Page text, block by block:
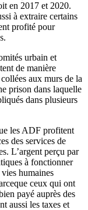
en 2017 et 2020.
à extraire certains
profité pour
urbain et
de manière
aux murs de la
prison dans laquelle
dans plusieurs
les ADF profitent
des services de
L’argent perçu par
à fonctionner
humaines
ceux qui ont
payé auprès des
aussi les taxes et